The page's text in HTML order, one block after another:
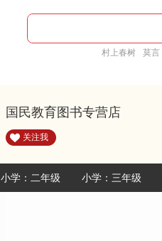
村上春树 莫言
国民教育图书专营店
关注我
小学：二年级 小学：三年级